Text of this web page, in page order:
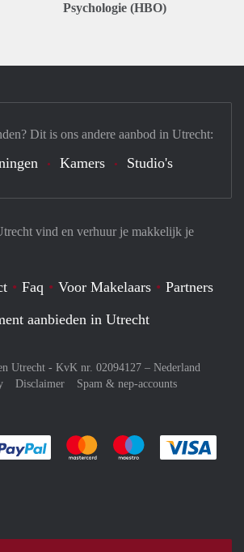
Psychologie (HBO)
vind en verhuur je makkelijk je
Faq Voor Makelaars
Partners
aanbieden in Utrecht
Utrecht - KvK nr. 02094127 – Nederland
Disclaimer
Spam & nep-accounts
Je rekent gemakkelijk af met Paypal
Je rekent gemakkelijk af met
Je rekent
Dit is ons andere aanbod in Utrecht:
Kamers Studio's